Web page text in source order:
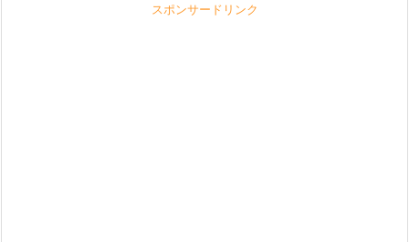
スポンサードリンク